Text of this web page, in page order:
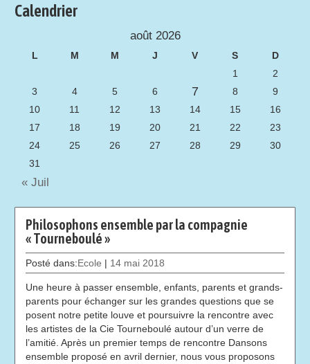
Philosophons ensemble par la compagnie
« Tourneboulé »
Posté dans:Ecole | 14 mai 2018
Une heure à passer ensemble, enfants, parents et grands-
parents pour échanger sur les grandes questions que se
posent notre petite louve et poursuivre la rencontre avec
les artistes de la Cie Tourneboulé autour d’un verre de
l’amitié. Après un premier temps de rencontre Dansons
ensemble proposé en avril dernier, nous vous proposons
Calendrier
août 2026
L M M J V S
D
1
2
3
4 5 6 7 8
9
10
11 12 13 14 15
16
17
18 19 20 21 22
23
24
25 26 27 28 29
30
31
« Juil